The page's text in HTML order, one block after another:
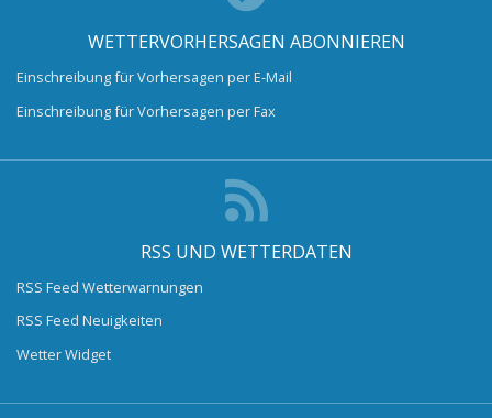
WETTERVORHERSAGEN ABONNIEREN
Einschreibung für Vorhersagen per E-Mail
Einschreibung für Vorhersagen per Fax
RSS UND WETTERDATEN
RSS Feed Wetterwarnungen
RSS Feed Neuigkeiten
Wetter Widget